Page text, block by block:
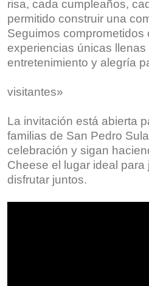
risa, cada cumpleaños,
permitido construir una
Seguimos comprometidos
experiencias únicas llenas
entretenimiento y alegría
visitantes»
La invitación está abierta
familias de San Pedro
celebración y sigan
Cheese el lugar ideal para
disfrutar juntos.